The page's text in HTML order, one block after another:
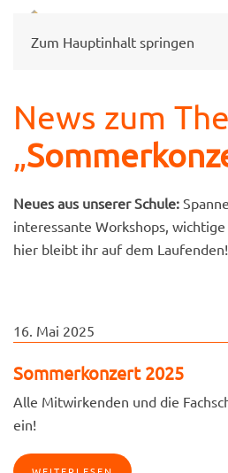
Zum Hauptinhalt springen
News zum
„
Neues aus unserer Schule:
interessante Workshops,
hier bleibt ihr auf dem Laufenden!
16. Mai 2025
Sommerkonzert 2025
Alle Mitwirkenden und die
ein!